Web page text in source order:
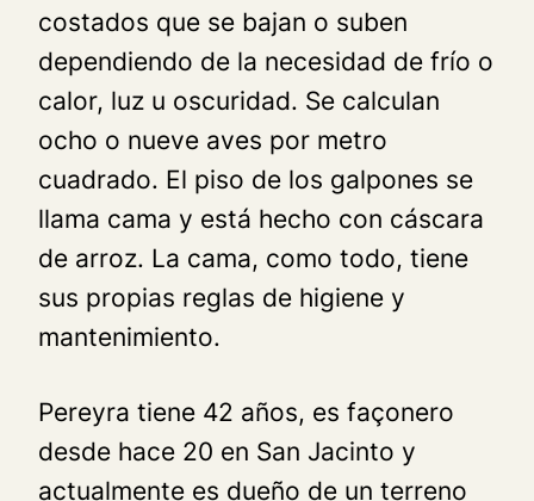
costados que se bajan o suben
dependiendo de la necesidad de frío o
calor, luz u oscuridad. Se calculan
ocho o nueve aves por metro
cuadrado. El piso de los galpones se
llama cama y está hecho con cáscara
de arroz. La cama, como todo, tiene
sus propias reglas de higiene y
mantenimiento.
Pereyra tiene 42 años, es façonero
desde hace 20 en San Jacinto y
actualmente es dueño de un terreno